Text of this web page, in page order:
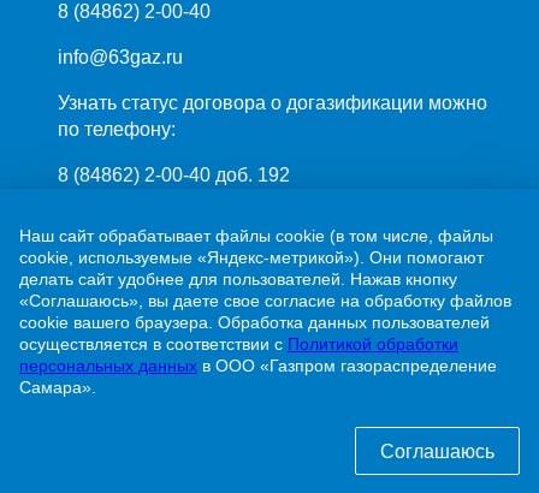
8 (84862) 2-00-40
info@63gaz.ru
Узнать статус договора о догазификации можно
по телефону:
8 (84862) 2-00-40 доб. 192
ПАО «Газпром»
ООО «Газпром межрегионгаз»
© 2001-2026 ООО «Газпром газораспределение Самара»
Наш сайт обрабатывает файлы cookie (в том числе, файлы
cookie, используемые «Яндекс-метрикой»). Они помогают
делать сайт удобнее для пользователей. Нажав кнопку
«Соглашаюсь», вы даете свое согласие на обработку файлов
cookie вашего браузера. Обработка данных пользователей
осуществляется в соответствии с Политикой обработки
персональных данных в ООО «Газпром газораспределение
Самара».
Соглашаюсь